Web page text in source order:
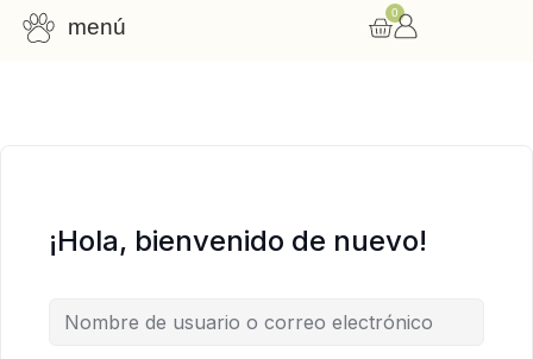
menú
0
¡Hola, bienvenido de nuevo!